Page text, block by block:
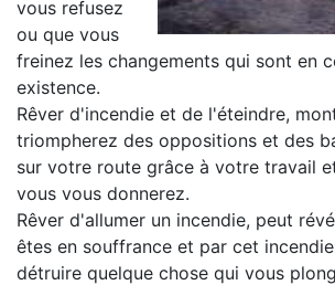
vous refusez
ou que vous
freinez les changements qui sont en
existence.
Rêver d'incendie et de l'éteindre,
triompherez des oppositions et des
sur votre route grâce à votre travail
vous vous donnerez.
Rêver d'allumer un incendie, peut
êtes en souffrance et par cet
détruire quelque chose qui vous